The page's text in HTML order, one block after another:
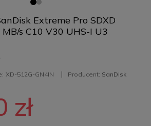
Extreme Pro SDXD
s C10 V30 UHS-I U3
XD-512G-GN4IN Producent: SanDisk
zł